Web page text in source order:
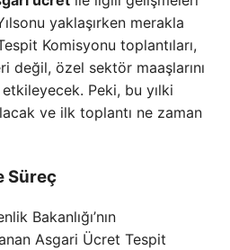
yaklaşırken merakla
Komisyonu toplantıları,
değil, özel sektör maaşlarını
Peki, bu yılki
ve ilk toplantı ne zaman
Süreç
Bakanlığı’nın
Asgari Ücret Tespit